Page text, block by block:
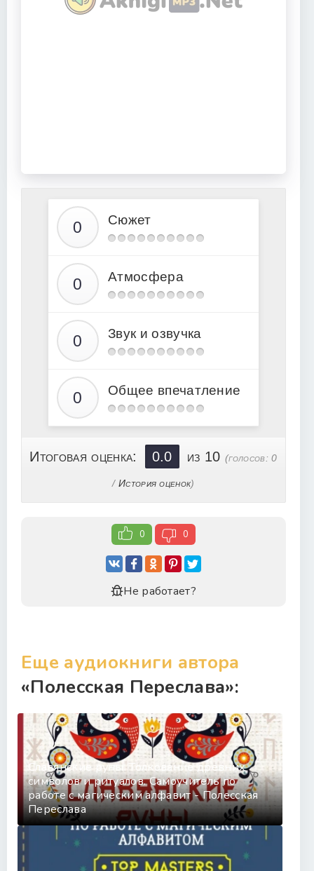
Сюжет
Атмосфера
Звук и озвучка
Общее впечатление
Итоговая оценка: 0.0 из 10(голосов:0
/ История оценок)
0 0
Не работает?
Еще аудиокниги автора
«Полесская Переслава»:
Славянские руны. Толкование древних
символов и ритуалов. Самоучитель по
работе с магическим алфавит - Полесская
Переслава